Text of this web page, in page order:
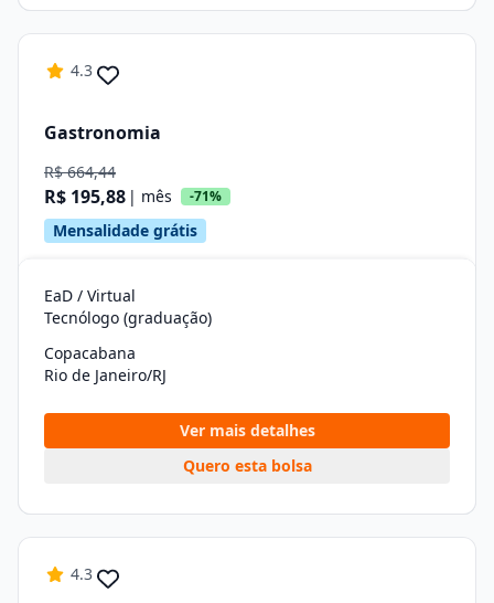
4.3
Gastronomia
R$ 664,44
R$ 195,88 | mês -71%
Mensalidade grátis
EaD / Virtual
Tecnólogo (graduação)
Copacabana
Rio de Janeiro/RJ
Ver mais detalhes
Quero esta bolsa
4.3